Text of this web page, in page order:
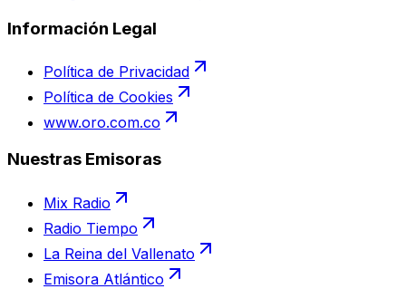
Información Legal
Política de Privacidad
Política de Cookies
www.oro.com.co
Nuestras Emisoras
Mix Radio
Radio Tiempo
La Reina del Vallenato
Emisora Atlántico